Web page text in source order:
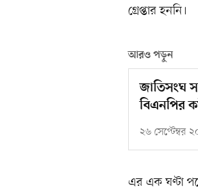
গ্রেপ্তার হননি।
আরও পড়ুন
জাতিসংঘ
বিএনপির
২৬ সেপ্টেম্বর
এর এক ঘণ্টা